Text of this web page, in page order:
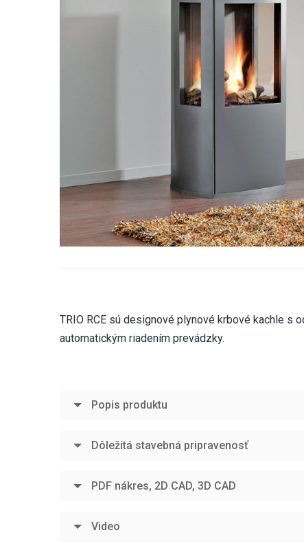
TRIO RCE sú designové plynové krbové kachle s
automatickým riadením prevádzky.
Popis produktu
Dôležitá stavebná pripravenosť
PDF nákres, 2D CAD, 3D CAD
Video